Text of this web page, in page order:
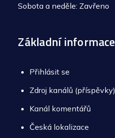
Sobota a neděle: Zavřeno
Základní informace
Přihlásit se
Zdroj kanálů (příspěvky)
Kanál komentářů
Česká lokalizace